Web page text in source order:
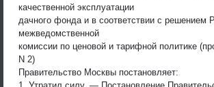
качественной эксплуатации
дачного фонда и в соответствии с решением
межведомственной
комиссии по ценовой и тарифной политике
N 2)
Правительство Москвы постановляет:
1. Утратил силу. — Постановление